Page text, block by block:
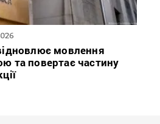
мовлення
та повертає частину